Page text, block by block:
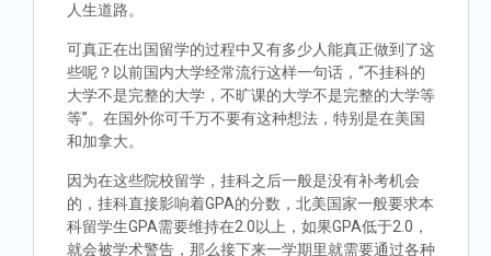
人生道路。
可真正在出国留学的过程中又有多少人能真正做到了这
些呢？以前国内大学经常流行这样一句话，“不挂科的
大学不是完整的大学，不旷课的大学不是完整的大学等
等”。在国外你可千万不要有这种想法，特别是在美国
和加拿大。
因为在这些院校留学，挂科之后一般是没有补考机会
的，挂科直接影响着GPA的分数，北美国家一般要求本
科留学生GPA需要维持在2.0以上，如果GPA低于2.0，
就会被学术警告，那么接下来一学期里就需要通过各种